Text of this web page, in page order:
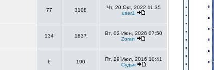
77 3108
Чт, 20 Окт, 2022 11:35
user1
134 1837
Вт, 02 Июн, 2026 07:50
Zoran
6 190
Пт, 29 Июл, 2016 10:41
Судья